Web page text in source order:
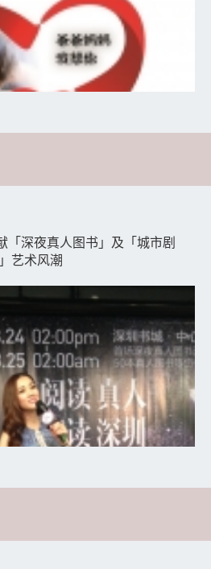
「深夜真人图书」及「城市剧
艺术风潮